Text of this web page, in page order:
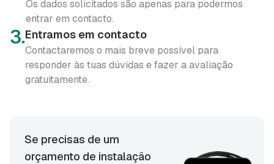
Os dados solicitados são apenas para podermos
entrar em contacto.
3.Entramos em contacto
Contactaremos o mais breve possível para
responder às tuas dúvidas e fazer a avaliação
gratuitamente.
Se precisas de um
orçamento de instalação